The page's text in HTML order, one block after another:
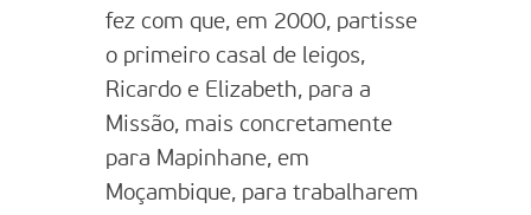
fez com que, em 2000, partisse
o primeiro casal de leigos,
Ricardo e Elizabeth, para a
Missão, mais concretamente
para Mapinhane, em
Moçambique, para trabalharem